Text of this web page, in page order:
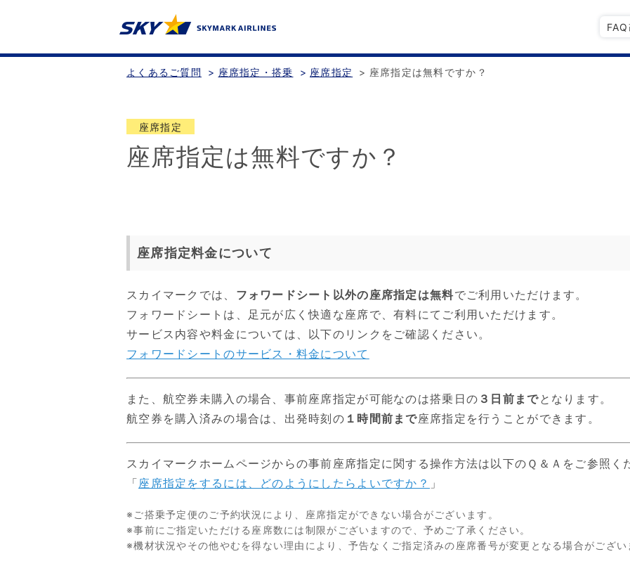
よくあるご質問 > 座席指定・搭乗 > 座席指定 > 座席指定は無料ですか？
座席指定
座席指定は無料ですか？
座席指定料金について
スカイマークでは、 フォワードシート以外の座席指定は無料でご利用いただけます。
フォワードシートは、足元が広く快適な座席で、有料にてご利用いただけます。
サービス内容や料金については、以下のリンクをご確認ください。
フォワードシートのサービス・料金について
また、航空券未購入の場合、事前座席指定が可能なのは搭乗日の ３日前までとなります。
航空券を購入済みの場合は、出発時刻の １時間前まで座席指定を行うことができます。
スカイマークホームページからの事前座席指定に関する操作方法は以下のＱ＆Ａをご参照く
「座席指定をするには、どのようにしたらよいですか？ 」
※ご搭乗予定便のご予約状況により、座席指定ができない場合がございます。
※事前にご指定いただける座席数には制限がございますので、予めご了承ください。
※機材状況やその他やむを得ない理由により、予告なくご指定済みの座席番号が変更となる場合がござい